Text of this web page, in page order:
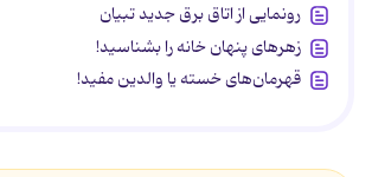
رونمایی از اتاق برق جدید تبیان
زهرهای پنهان خانه را بشناسید!
قهرمان‌های خسته یا والدین مفید!